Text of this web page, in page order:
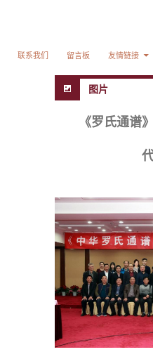
联系我们 留言板 友情链接
图片
《罗氏通谱